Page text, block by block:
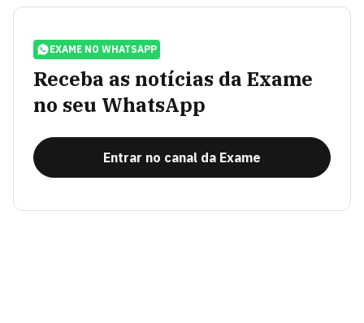
EXAME NO WHATSAPP
Receba as notícias da Exame
no seu WhatsApp
Entrar no canal da Exame